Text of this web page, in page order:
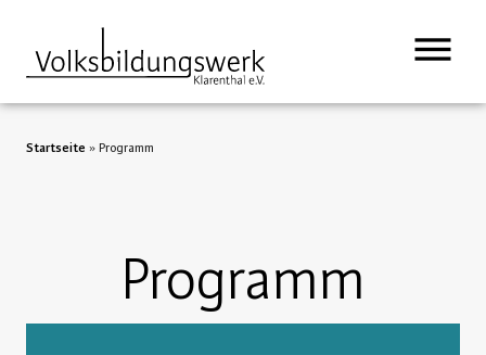
Startseite » Programm
Programm